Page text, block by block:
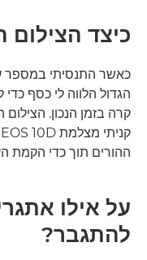
כיצד
כאשר התנסיתי במספר
הגדול הלווה לי כסף
קרה בזמן הנכון.
ההורים תוך כדי הקמת
על אילו
להתגבר?